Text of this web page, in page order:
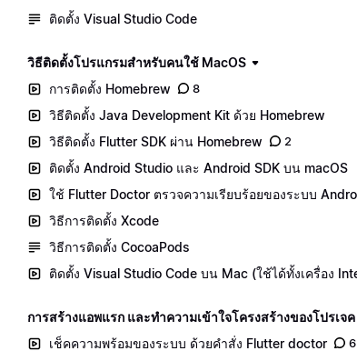
ติดตั้ง Visual Studio Code
วิธีติดตั้งโปรแกรมสำหรับคนใช้ MacOS
การติดตั้ง Homebrew
8
วิธีติดตั้ง Java Development Kit ด้วย Homebrew
วิธีติดตั้ง Flutter SDK ผ่าน Homebrew
2
ติดตั้ง Android Studio และ Android SDK บน macOS
ใช้ Flutter Doctor ตรวจความเรียบร้อยของระบบ
วิธีการติดตั้ง Xcode
วิธีการติดตั้ง CocoaPods
ติดตั้ง Visual Studio Code บน Mac (ใช้ได้ทั้งเครื่อง
การสร้างแอพแรก และทำความเข้าใจโครงสร้างของโปรเจค
เช็คความพร้อมของระบบ ด้วยคำสั่ง Flutter doctor
6